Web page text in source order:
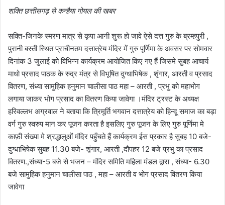
शक्ति छत्तीसगढ़ से कन्हैया गोयल की खबर
सक्ति-जिनके स्मरण मात्र से कृपा आनी शुरू हो जावे ऐसे दत्त गुरु के ब्रम्हपुरी ,
पुरानी बस्ती स्थित प्राचीनतम दत्तात्रेय मंदिर में गुरु पूर्णिमा के अवसर पर सोमवार
दिनांक 3 जुलाई को विभिन्न कार्यक्रम आयोजित किए गए हैं जिसमे सुबह आचार्य
माधो प्रसाद पाठक के रुद्र मंत्र से विभूषित दुग्धाभिषेक , शृंगार, आरती व प्रसाद
वितरण, संध्या सामुहिक हनुमान चालीसा पाठ महा – आरती , प्रभु को महाभोग
लगाया जाकर भोग प्रसाद का वितरण किया जावेगा ।मंदिर ट्रस्ट के अध्यक्ष
हरिवल्लभ अग्रवाल ने बताया कि त्रिमूर्ति भगवान दत्तात्रेय को हिन्दू समाज का बड़ा
वर्ग गुरु स्वरुप मान कर पूजन करता है इसलिए गुरु पूजन के लिए गुरु पूर्णिमा मे
काफ़ी संख्या मे श्रद्धालुओं मंदिर पहुँचते हैं कार्यक्रम ईस प्रकार है सुबह 10 बजे-
दुग्धाभिषेक सुबह 11.30 बजे- शृंगार, आरती ,दौपहर 12 बजे प्रभु का प्रसाद
वितरण.,संध्या-5 बजे से भजन – मंदिर समिति महिला मंडल द्वारा , संध्या- 6.30
बजे सामुहिक हनुमान चालीसा पाठ , महा – आरती व भोग प्रसाद वितरण किया
जावेगा